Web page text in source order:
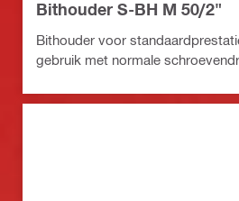
Bithouder S-BH M 50/2"
Bithouder voor
gebruik met normale